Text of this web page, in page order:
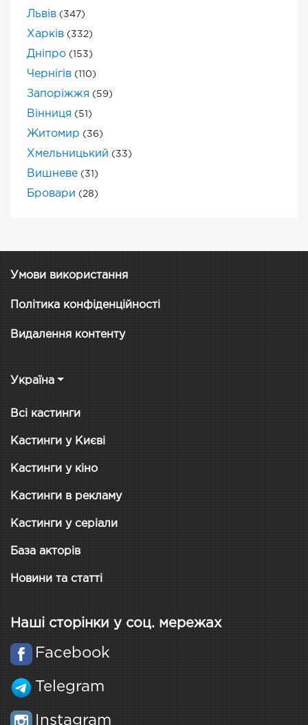
Львів (347)
Харків (332)
Дніпро (153)
Чернігів (110)
Запоріжжя (59)
Вінниця (51)
Житомир (36)
Хмельницький (33)
Вишневе (31)
Бровари (28)
Умови використання
Політика конфіденційності
Видалення контенту
Україна
Всі кастинги
Кастинги у Києві
Кастинги у кіно
Кастинги в рекламу
Кастинги у серіали
База акторів
Новини та статті
Наші сторінки у соц. мережах
Facebook
Telegram
Instagram